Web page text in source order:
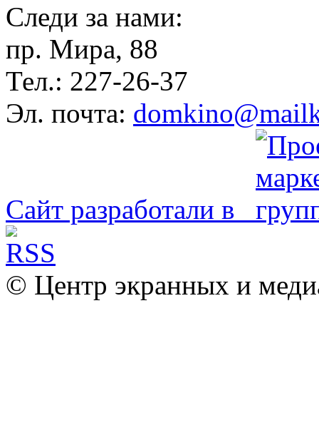
Следи за нами:
пр. Мира, 88
Тел.: 227-26-37
Эл. почта:
Сайт разработали в
© Центр экранных и